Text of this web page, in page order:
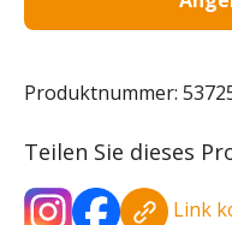
Produktnummer:
Teilen Sie dieses
Link